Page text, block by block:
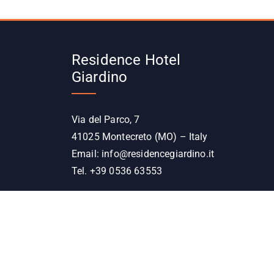
Residence Hotel
Giardino
Via del Parco, 7
41025 Montecreto (MO) – Italy
Email: info@residencegiardino.it
Tel. +39 0536 63553